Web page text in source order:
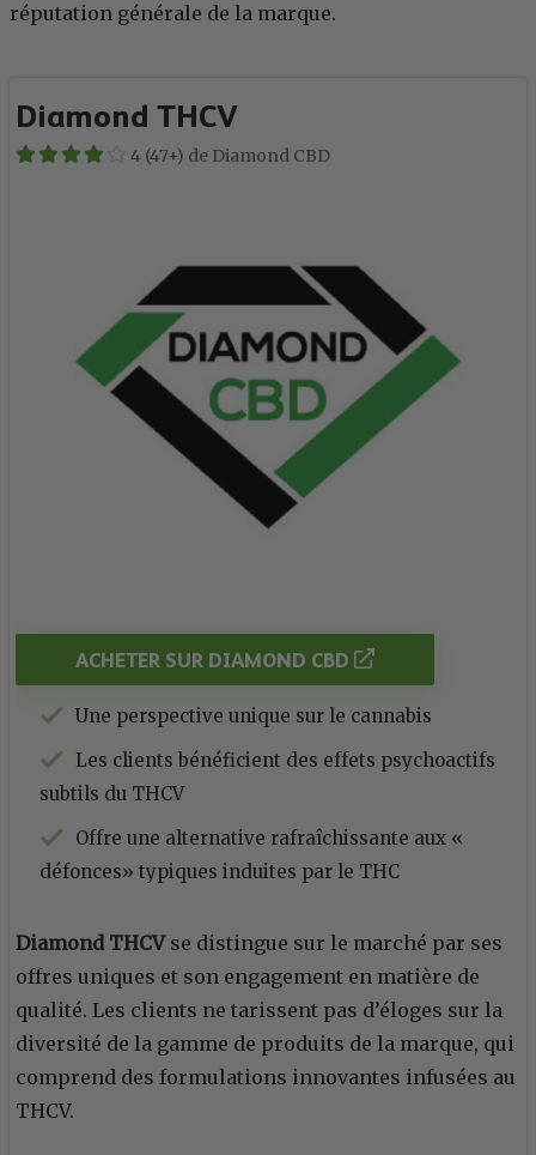
réputation générale de la marque.
Diamond THCV
4 (47+) de Diamond CBD
ACHETER SUR DIAMOND CBD
Une perspective unique sur le cannabis
Les clients bénéficient des effets psychoactifs
subtils du THCV
Offre une alternative rafraîchissante aux «
défonces» typiques induites par le THC
Diamond THCVse distingue sur le marché par ses
offres uniques et son engagement en matière de
qualité. Les clients ne tarissent pas d’éloges sur la
diversité de la gamme de produits de la marque, qui
comprend des formulations innovantes infusées au
THCV.